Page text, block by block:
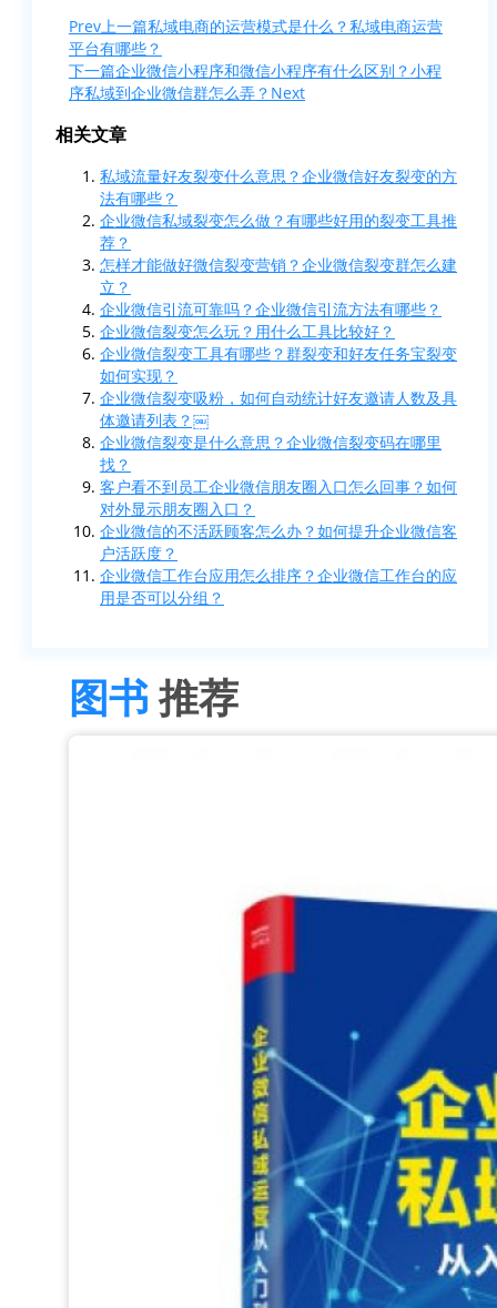
Prev上一篇私域电商的运营模式是什么？私域电商运营
平台有哪些？
下一篇企业微信小程序和微信小程序有什么区别？小程
序私域到企业微信群怎么弄？ Next
相关文章
私域流量好友裂变什么意思？企业微信好友裂变的方
法有哪些？
企业微信私域裂变怎么做？有哪些好用的裂变工具推
荐？
怎样才能做好微信裂变营销？企业微信裂变群怎么建
立？
企业微信引流可靠吗？企业微信引流方法有哪些？
企业微信裂变怎么玩？用什么工具比较好？
企业微信裂变工具有哪些？群裂变和好友任务宝裂变
如何实现？
企业微信裂变吸粉，如何自动统计好友邀请人数及具
体邀请列表？￼
企业微信裂变是什么意思？企业微信裂变码在哪里
找？
客户看不到员工企业微信朋友圈入口怎么回事？如何
对外显示朋友圈入口？
企业微信的不活跃顾客怎么办？如何提升企业微信客
户活跃度？
企业微信工作台应用怎么排序？企业微信工作台的应
用是否可以分组？
图书推荐